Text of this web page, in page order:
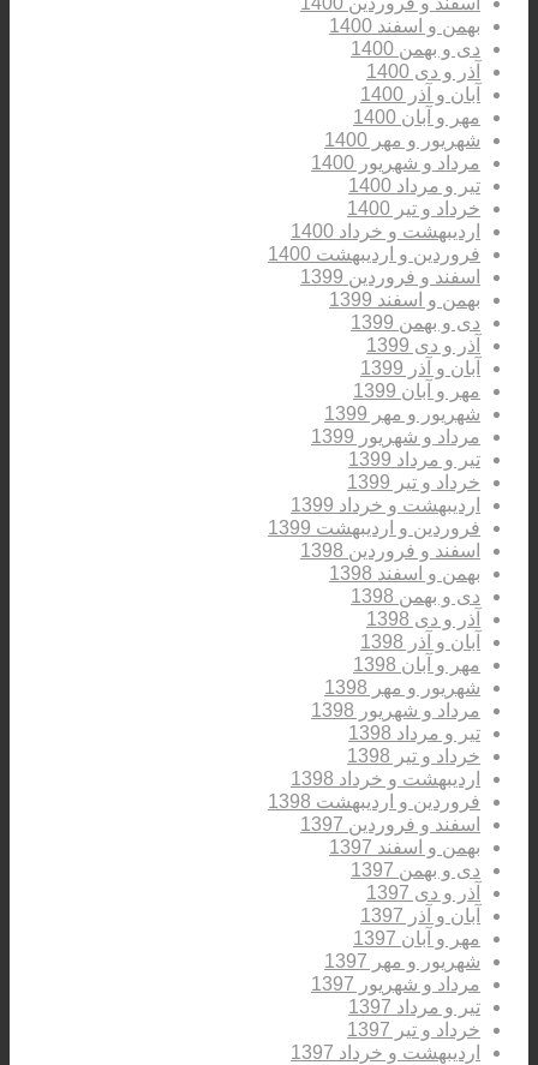
بهمن و اسفند 1400
دی و بهمن 1400
آذر و دی 1400
آبان و آذر 1400
مهر و آبان 1400
شهریور و مهر 1400
مرداد و شهریور 1400
تیر و مرداد 1400
خرداد و تیر 1400
اردیبهشت و خرداد 1400
فروردین و اردیبهشت 1400
اسفند و فروردین 1399
بهمن و اسفند 1399
دی و بهمن 1399
آذر و دی 1399
آبان و آذر 1399
مهر و آبان 1399
شهریور و مهر 1399
مرداد و شهریور 1399
تیر و مرداد 1399
خرداد و تیر 1399
اردیبهشت و خرداد 1399
فروردین و اردیبهشت 1399
اسفند و فروردین 1398
بهمن و اسفند 1398
دی و بهمن 1398
آذر و دی 1398
آبان و آذر 1398
مهر و آبان 1398
شهریور و مهر 1398
مرداد و شهریور 1398
تیر و مرداد 1398
خرداد و تیر 1398
اردیبهشت و خرداد 1398
فروردین و اردیبهشت 1398
اسفند و فروردین 1397
بهمن و اسفند 1397
دی و بهمن 1397
آذر و دی 1397
آبان و آذر 1397
مهر و آبان 1397
شهریور و مهر 1397
مرداد و شهریور 1397
تیر و مرداد 1397
خرداد و تیر 1397
اردیبهشت و خرداد 1397